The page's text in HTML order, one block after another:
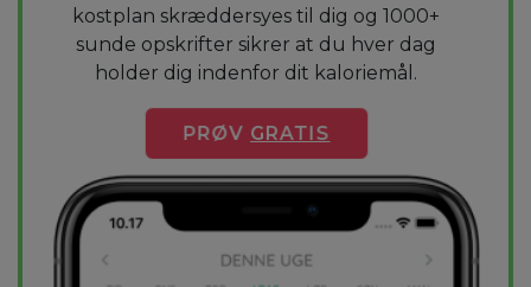
kostplan skræddersyes til dig og 1000+
sunde opskrifter sikrer at du hver dag
holder dig indenfor dit kaloriemål.
PRØV GRATIS